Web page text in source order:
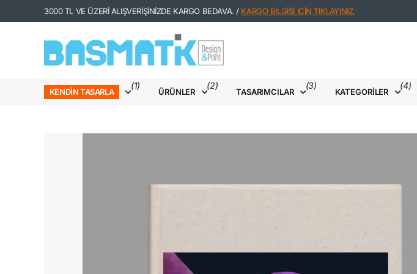
3000 TL VE ÜZERİ ALIŞVERİŞİNİZDE KARGO BEDAVA. / KARGO BİLGİSİ İÇİN TIKLAYINIZ.
KENDIN TASARLA
(1)
ÜRÜNLER
(2)
TASARIMCILAR
(3)
KATEGORILER
(4)